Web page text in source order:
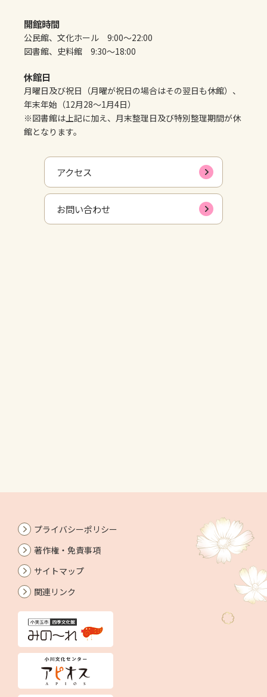
開館時間
公民館、文化ホール 9:00～22:00
図書館、史料館 9:30～18:00
休館日
月曜日及び祝日（月曜が祝日の場合はその翌日も休館）、
年末年始（12月28～1月4日）
※図書館は上記に加え、月末整理日及び特別整理期間が休
館となります。
アクセス
お問い合わせ
プライバシーポリシー
著作権・免責事項
サイトマップ
関連リンク